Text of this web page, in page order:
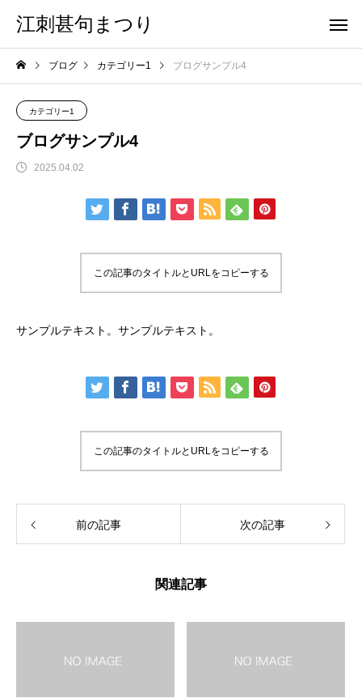
江刺甚句まつり
ブログ カテゴリー1 ブログサンプル4
カテゴリー1
ブログサンプル4
2025.04.02
この記事のタイトルとURLをコピーする
サンプルテキスト。サンプルテキスト。
この記事のタイトルとURLをコピーする
前の記事 次の記事
関連記事